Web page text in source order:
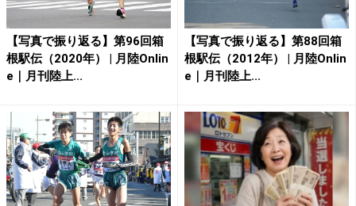
【写真で振り返る】第96回箱
根駅伝（2020年） | 月陸Onlin
e｜月刊陸上...
【写真で振り返る】第88回箱
根駅伝（2012年） | 月陸Onlin
e｜月刊陸上...